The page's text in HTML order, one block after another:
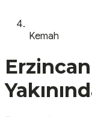
Kemah
Erzincan